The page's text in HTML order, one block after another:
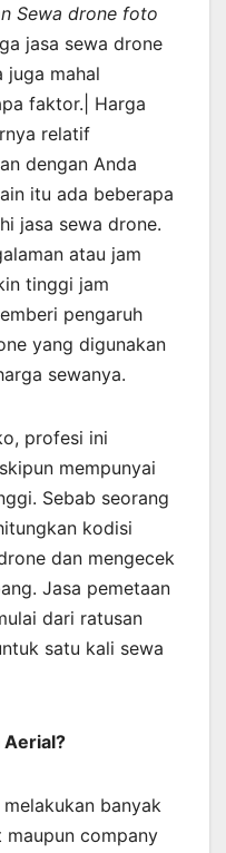
Sewa drone foto
jasa sewa drone
juga mahal
faktor.| Harga
relatif
dengan Anda
itu ada beberapa
jasa sewa drone.
atau jam
tinggi jam
pengaruh
yang digunakan
sewanya.
profesi ini
mempunyai
Sebab seorang
kodisi
dan mengecek
Jasa pemetaan
dari ratusan
satu kali sewa
Aerial?
banyak
company